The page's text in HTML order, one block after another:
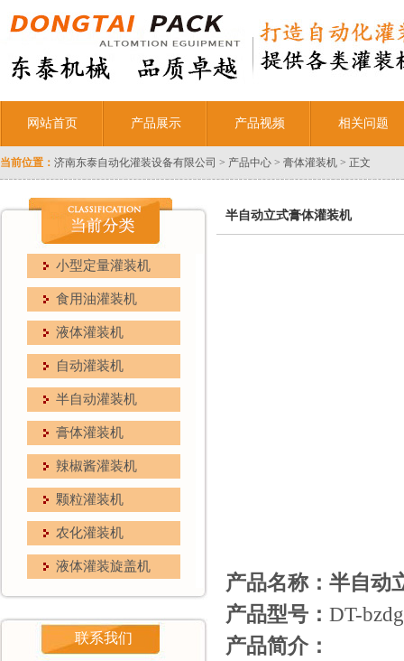
网站首页 产品展示 产品视频 相关问题
当前位置： 济南东泰自动化灌装设备有限公司 > 产品中心 > 膏体灌装机 > 正文
小型定量灌装机
食用油灌装机
液体灌装机
自动灌装机
半自动灌装机
膏体灌装机
辣椒酱灌装机
颗粒灌装机
农化灌装机
液体灌装旋盖机
联系我们
半自动立式膏体灌装机
产品名称：半自动
产品型号： DT-
产品简介：